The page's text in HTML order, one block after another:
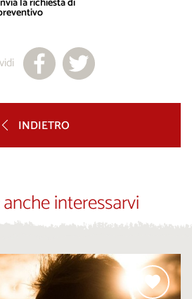
INDIETRO
interessarvi